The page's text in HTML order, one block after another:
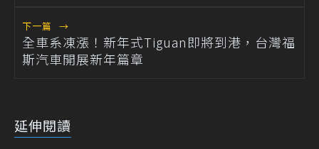
下一篇 →
全車系凍漲！新年式Tiguan即將到港，台灣福
斯汽車開展新年篇章
延伸閱讀